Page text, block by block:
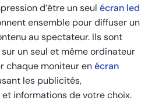
d’être un seul écran led
ensemble pour diffuser un
au spectateur. Ils sont
un seul et même ordinateur
chaque moniteur enécran
les publicités,
informations de votre choix.